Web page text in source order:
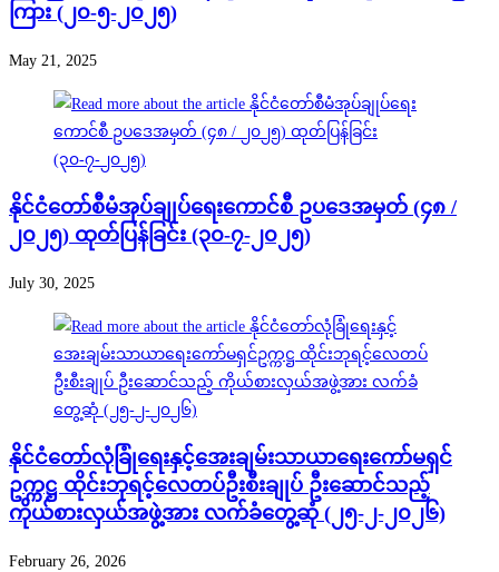
ကြား (၂၀-၅-၂၀၂၅)
May 21, 2025
နိုင်ငံတော်စီမံအုပ်ချုပ်ရေးကောင်စီ ဥပဒေအမှတ် (၄၈ /
၂၀၂၅) ထုတ်ပြန်ခြင်း (၃၀-၇-၂၀၂၅)
July 30, 2025
နိုင်ငံတော်လုံခြုံရေးနှင့်အေးချမ်းသာယာရေးကော်မရှင်
ဥက္ကဋ္ဌ ထိုင်းဘုရင့်လေတပ်ဦးစီးချုပ် ဦးဆောင်သည့်
ကိုယ်စားလှယ်အဖွဲ့အား လက်ခံတွေ့ဆုံ (၂၅-၂-၂၀၂၆)
February 26, 2026